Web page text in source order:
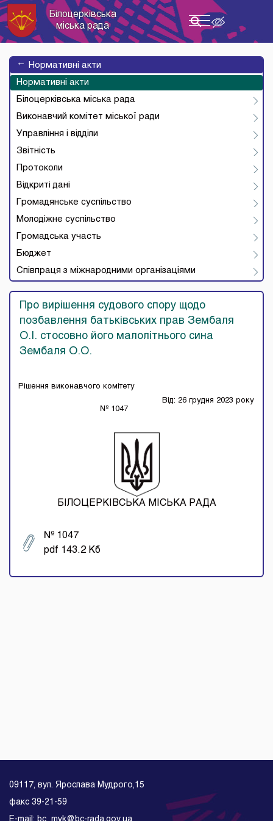
Toggle
navigation
Білоцерківська
міська рада
→
Нормативні акти
Нормативні акти
Білоцерківська міська рада
Виконавчий комітет міської ради
Управління і відділи
Звітність
Протоколи
Відкриті дані
Громадянське суспільство
Молодіжне суспільство
Громадська участь
Бюджет
Співпраця з міжнародними організаціями
Про вирішення судового спору щодо
позбавлення батьківських прав Зембаля
О.І. стосовно його малолітнього сина
Зембаля О.О.
Рішення виконавчого комітету
№ 1047
Від: 26 грудня 2023 року
БІЛОЦЕРКІВСЬКА МІСЬКА РАДА
№ 1047
pdf 143.2 Кб
09117, вул. Ярослава Мудрого,15
факс 39-21-59